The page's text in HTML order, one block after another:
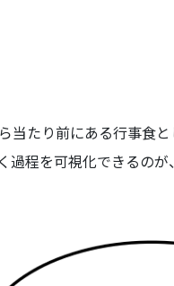
たり前にある行事食
程を可視化できるの